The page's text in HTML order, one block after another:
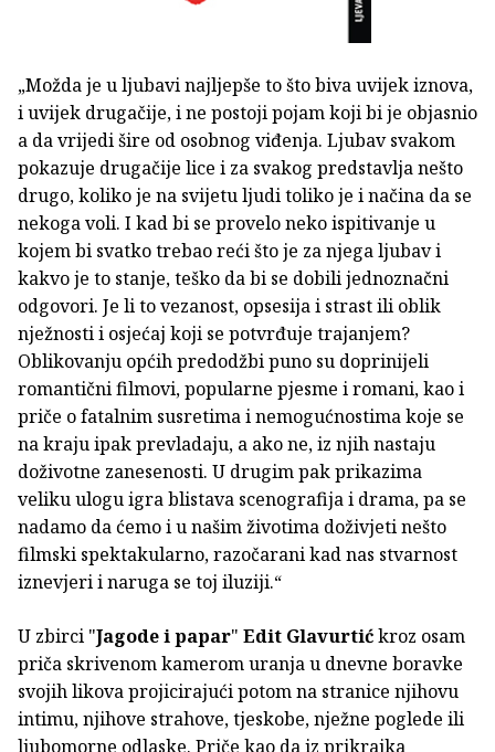
„Možda je u ljubavi najljepše to što biva uvijek iznova,
i uvijek drugačije, i ne postoji pojam koji bi je objasnio
a da vrijedi šire od osobnog viđenja. Ljubav svakom
pokazuje drugačije lice i za svakog predstavlja nešto
drugo, koliko je na svijetu ljudi toliko je i načina da se
nekoga voli. I kad bi se provelo neko ispitivanje u
kojem bi svatko trebao reći što je za njega ljubav i
kakvo je to stanje, teško da bi se dobili jednoznačni
odgovori. Je li to vezanost, opsesija i strast ili oblik
nježnosti i osjećaj koji se potvrđuje trajanjem?
Oblikovanju općih predodžbi puno su doprinijeli
romantični filmovi, popularne pjesme i romani, kao i
priče o fatalnim susretima i nemogućnostima koje se
na kraju ipak prevladaju, a ako ne, iz njih nastaju
doživotne zanesenosti. U drugim pak prikazima
veliku ulogu igra blistava scenografija i drama, pa se
nadamo da ćemo i u našim životima doživjeti nešto
filmski spektakularno, razočarani kad nas stvarnost
iznevjeri i naruga se toj iluziji.“
U zbirci "Jagode i papar" Edit Glavurtićkroz osam
priča skrivenom kamerom uranja u dnevne boravke
svojih likova projicirajući potom na stranice njihovu
intimu, njihove strahove, tjeskobe, nježne poglede ili
ljubomorne odlaske. Priče kao da iz prikrajka